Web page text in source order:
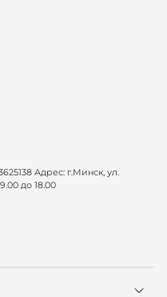
Адрес: г.Минск, ул.
до 18.00